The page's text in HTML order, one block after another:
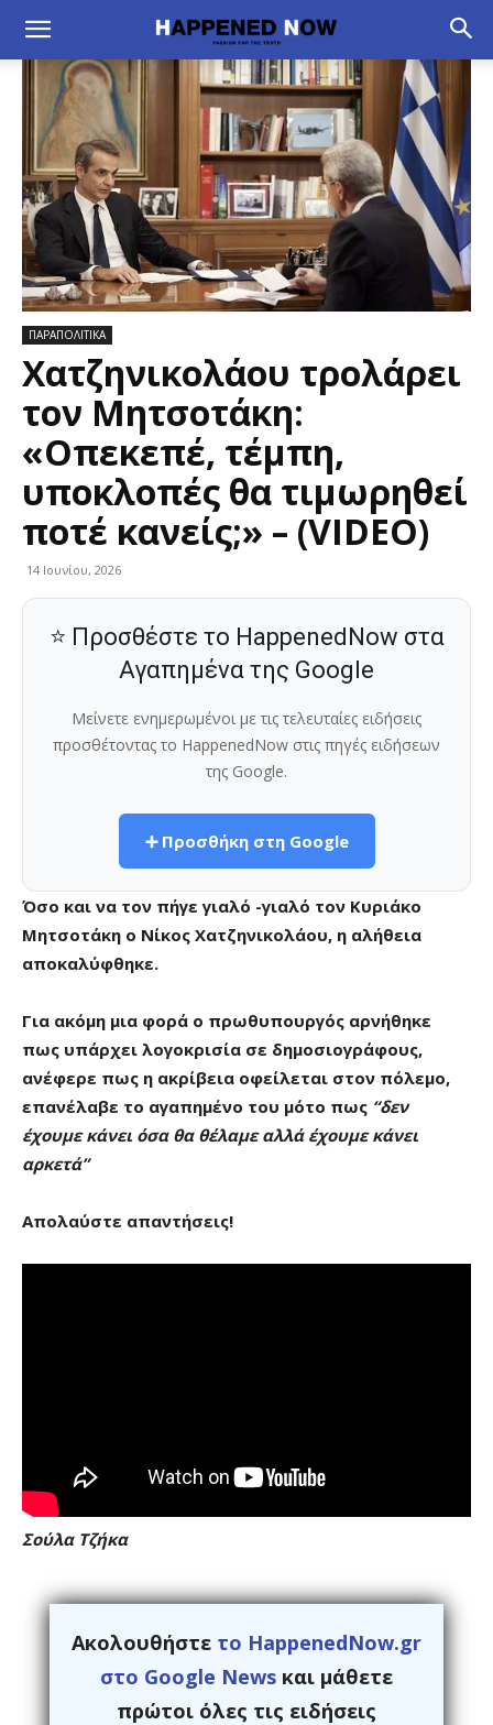
ΠΑΡΑΠΟΛΙΤΙΚΑ
Χατζηνικολάου τρολάρει
τον Μητσοτάκη:
«Οπεκεπέ, τέμπη,
υποκλοπές θα τιμωρηθεί
ποτέ κανείς;» – (VIDEO)
14 Ιουνίου, 2026
⭐ Προσθέστε το HappenedNow στα
Αγαπημένα της Google
Μείνετε ενημερωμένοι με τις τελευταίες ειδήσεις
προσθέτοντας το HappenedNow στις πηγές ειδήσεων
της Google.
➕ Προσθήκη στη Google
Όσο και να τον πήγε γιαλό -γιαλό τον Κυριάκο
Μητσοτάκη ο Νίκος Χατζηνικολάου, η αλήθεια
αποκαλύφθηκε.
Για ακόμη μια φορά ο πρωθυπουργός αρνήθηκε
πως υπάρχει λογοκρισία σε δημοσιογράφους,
ανέφερε πως η ακρίβεια οφείλεται στον πόλεμο,
επανέλαβε το αγαπημένο του μότο πως “δεν
έχουμε κάνει όσα θα θέλαμε αλλά έχουμε κάνει
αρκετά”
Απολαύστε απαντήσεις!
Σούλα Τζήκα
Ακολουθήστε το HappenedNow.gr
στο Google News και μάθετε
πρώτοι όλες τις ειδήσεις